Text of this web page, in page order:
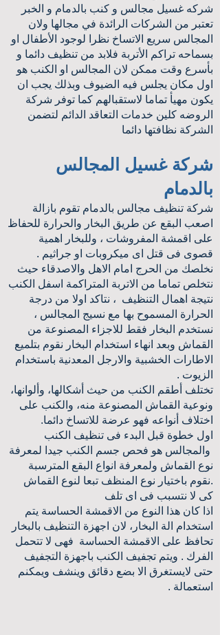
شركه غسيل مجالس و كنب بالدمام و الخبر
تعتبر من الشركات الرائدة في مجالها ولان
المجالس سريع الاتساخ نظرا لوجود الأطفال او
بسماحه تراكم الأتربة فلابد من تنظيف دائما و
بأسرع وقت ممكن لان المجالس او الكنب هو
اول مكان يجلس فيه الضيوف وبذلك يجب ان
يكون مهيأ تماما لاستقبالهم كما توفر شركة
الروضه كلين خدمات التعاقد الدائم لتضمن
الشركة نظافتها دائما
شركة غسيل المجالس
بالدمام
شركة تنظيف مجالس بالدمام تقوم بازالة
اصعب البقع عن طريق البخار والحرارة للحفاظ
على اقمشة المفروشات ، وللبخار اهمية
قصوى فى قتل اى ميكروبات او جراثيم .
نخلصك من الحرج امام الاهل والاصدقاء حيث
نتخلص تماما من الاتربة المتراكمة اسفل الكنب
نتيجة اهمال التنظيف ، نتاكد اولا من درجة
الحرارة المسموح بها مع نسيج المجالس ،
نستخدم البخار فقط للاجزاء المصنوعة من
القماش وبعد انهاء استخدام البخار نقوم بتلميع
الاطارات الخشبية والارجل المعدنية باستخدام
الزيوت .
تختلف أطقم الكنب من حيث أشكالها، وألوانها،
ونوعية القماش المصنوعة منه، والكنب على
اختلاف أنواعه فهو عرضة للاتساخ دائما.
اول خطوة قبل البدء فى تنظيف الكنب
والمجالس هو فحص جسم الكنب جيدا لمعرفة
نوع القماش ولمعرفة انواع البقع المترسبة
.نقوم باختيار نوع المنظف تبعا لنوع القماش
كى لا نتسبب فى اى تلف
اذا كان هذا النوع من الاقمشة الحساسة يتم
استخدام الة البخار، لان اجهزة التنظيف بالبخار
تحافظ على الاقمشة الحساسة فهى لا تتحمل
الفرك . ويتم تجفيف الكنب باجهزة التجفيف
حتى لايستغرق الا بضع دقائق وينشف ويمكنم
استعمالة .